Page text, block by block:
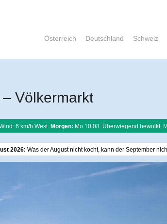
Österreich Deutschland Schweiz
Völkermarkt
6 km/h West. Morgen: Mo 10.08. Überwiegend bewölkt,
2026: Was der August nicht kocht, kann der September